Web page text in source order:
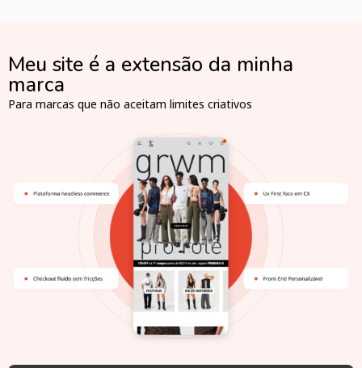
Meu site é a extensão da minha
marca
Para marcas que não aceitam limites criativos